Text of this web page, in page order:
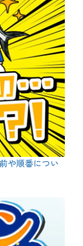
や順番につい